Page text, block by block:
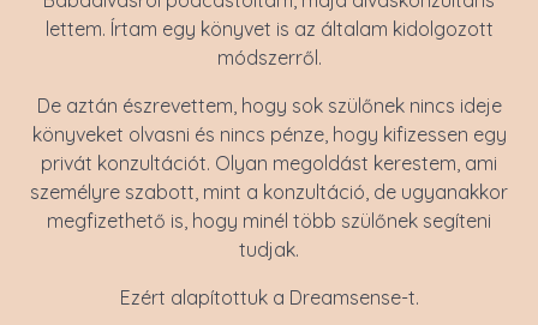
lettem. Írtam egy könyvet is az általam kidolgozott
módszerről.
De aztán észrevettem, hogy sok szülőnek nincs ideje
könyveket olvasni és nincs pénze, hogy kifizessen egy
privát konzultációt. Olyan megoldást kerestem, ami
személyre szabott, mint a konzultáció, de ugyanakkor
megfizethető is, hogy minél több szülőnek segíteni
tudjak.
Ezért alapítottuk a Dreamsense-t.